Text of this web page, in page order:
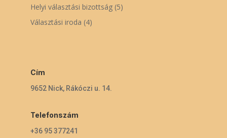
Helyi választási bizottság(5)
Választási iroda (4)
Cím
9652 Nick, Rákóczi u. 14.
Telefonszám
+36 95 377241